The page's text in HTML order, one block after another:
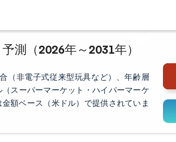
測（2026年～2031年）
（非電子式従来型玩具など）、年齢層
スーパーマーケット・ハイパーマーケ
額ベース（米ドル）で提供されていま